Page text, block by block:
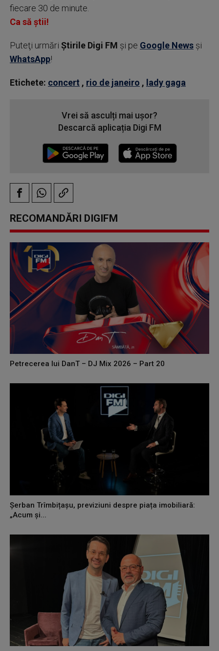
fiecare 30 de minute.
Ca să știi!
Puteţi urmări Știrile Digi FM şi pe Google News şi
WhatsApp!
Etichete: concert , rio de janeiro , lady gaga
Vrei să asculți mai ușor?
Descarcă aplicația Digi FM
RECOMANDĂRI DIGIFM
Petrecerea lui DanT – DJ Mix 2026 – Part 20
Șerban Trîmbițașu, previziuni despre piața imobiliară:
„Acum și...